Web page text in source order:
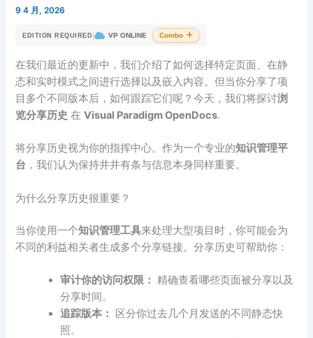
9 4 月, 2026
EDITION REQUIRED | VP ONLINE Combo
在我们最近的更新中，我们介绍了如何选择特定页面、在静
态和实时模式之间进行选择以及嵌入内容。但当你分享了项
目多个不同版本后，如何跟踪它们呢？今天，我们将探讨浏
览分享历史 在Visual Paradigm OpenDocs.
将分享历史视为你的指挥中心。作为一个专业的知识管理平
台 ，我们认为保持井井有条与信息本身同样重要。
为什么分享历史很重要？
当你使用一个知识管理工具来处理大型项目时，你可能会为
不同的利益相关者生成多个分享链接。分享历史可帮助你：
审计你的访问权限： 精确查看哪些页面被分享以及
分享时间。
追踪版本：
区分你过去几个月发送的不同静态快
照。